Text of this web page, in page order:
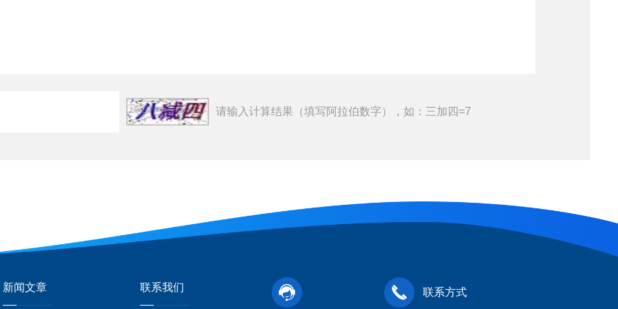
请输入计算结果（填写阿拉伯数字），如：三加四=7
新闻文章 联系我们 联系方式